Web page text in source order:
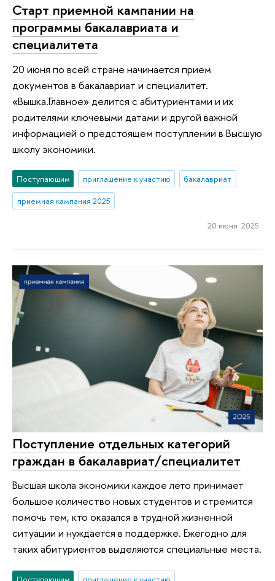
Старт приемной кампании на
программы бакалавриата и
специалитета
20 июня по всей стране начинается прием
документов в бакалавриат и специалитет.
«Вышка.Главное» делится с абитуриентами и их
родителями ключевыми датами и другой важной
информацией о предстоящем поступлении в Высшую
школу экономики.
Поступающим приглашение к участию
бакалавриат
приемная кампания 2025
20 июня 2025
Поступление отдельных категорий
граждан в бакалавриат/специалитет
Высшая школа экономики каждое лето принимает
большое количество новых студентов и стремится
помочь тем, кто оказался в трудной жизненной
ситуации и нуждается в поддержке. Ежегодно для
таких абитуриентов выделяются специальные места.